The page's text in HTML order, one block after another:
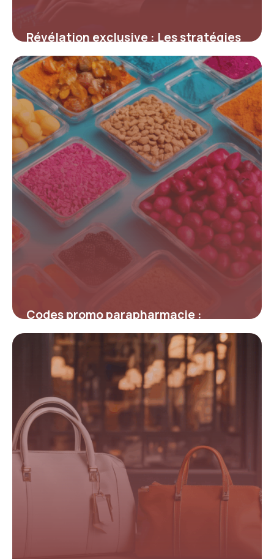
Révélation exclusive : Les stratégies
insoupçonnées pour obtenir les
meilleures offres sur Shadow, le géant
du cloud gaming
12 juillet 2025
Codes promo parapharmacie :
astuces inédites pour maximiser vos
économies
4 juillet 2025